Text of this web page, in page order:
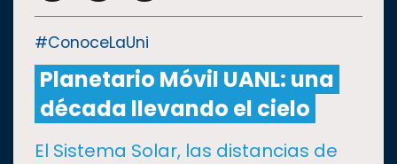
CULTURA
#ConoceLaUni
Planetario Móvil UANL: una
década llevando el cielo
El Sistema Solar, las distancias de